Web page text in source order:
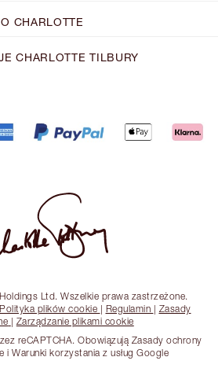
O CHARLOTTE
CHARLOTTE TILBURY
Ltd. Wszelkie prawa zastrzeżone.
Polityka plików cookie | Regulamin | Zasady
| Zarządzanie plikami cookie
reCAPTCHA. Obowiązują Zasady ochrony
i Warunki korzystania z usług Google